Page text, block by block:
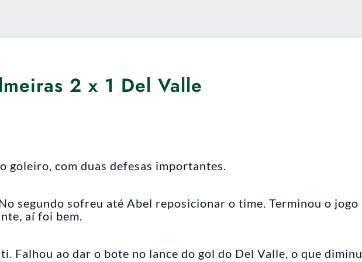
2 x 1 Del Valle
goleiro, com duas defesas importantes.
segundo sofreu até Abel reposicionar o time. Terminou o jogo
aí foi bem.
Falhou ao dar o bote no lance do gol do Del Valle, o que